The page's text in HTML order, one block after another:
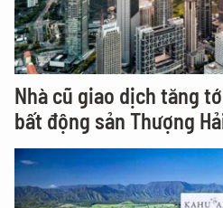
Nhà cũ giao dịch tăng
bất động sản Thượng